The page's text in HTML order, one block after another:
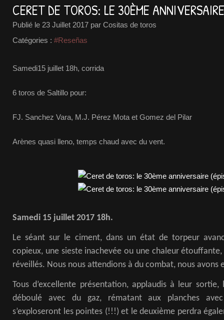
CERET DE TOROS: LE 30ÈME
Publié le 23 Juillet 2017 par Cositas de toros
Catégories : #Reseñas
Samedi15 juillet 18h, corrida
6 toros de Saltillo pour:
FJ. Sanchez Vara, M.J. Pérez Mota et Gomez del Pilar
Arènes quasi lleno, temps chaud avec du vent.
Samedi 15 juillet 2017 18h.
Le séant sur le ciment, dans un état de torpeur
copieux, une sieste inachevée ou une chaleur
réveillés. Nous nous attendions à du combat, nous avons
Tous d’excellente présentation, applaudis à leur
déboulé avec du gaz, rématant aux planches
s’exploseront les pointes (!!!) et le deuxième perdra